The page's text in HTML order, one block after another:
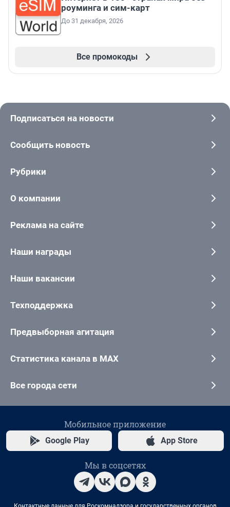
роуминга и сим-карт
До 31 декабря, 2026
Все промокоды
Подписаться на новости
Сообщить новость
Рубрики
О компании
Реклама на сайте
Наши награды
Наши вакансии
Техподдержка
Предвыборная агитация
Статистика канала в MAX
Все города сети
Мобильное приложение
Google Play App Store
Мы в соцсетях